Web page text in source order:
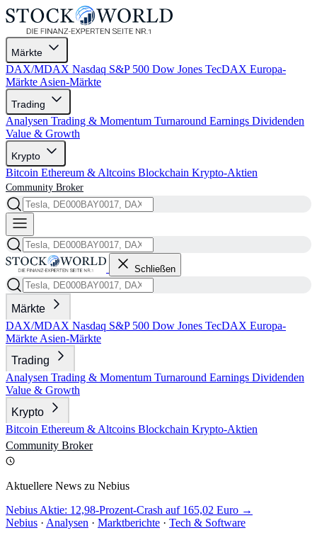
Märkte
DAX/MDAX Nasdaq S&P 500 Dow Jones TecDAX Europa-
Märkte Asien-Märkte
Trading
Analysen Trading & Momentum Turnaround Earnings Dividenden
Value & Growth
Krypto
Bitcoin Ethereum & Altcoins Blockchain Krypto-Aktien
Community Broker
Schließen
Märkte
DAX/MDAX Nasdaq S&P 500 Dow Jones TecDAX Europa-
Märkte Asien-Märkte
Trading
Analysen Trading & Momentum Turnaround Earnings Dividenden
Value & Growth
Krypto
Bitcoin Ethereum & Altcoins Blockchain Krypto-Aktien
Community Broker
Aktuellere News zu Nebius
Nebius Aktie: 12,98-Prozent-Crash auf 165,02 Euro →
Nebius · Analysen · Marktberichte · Tech & Software